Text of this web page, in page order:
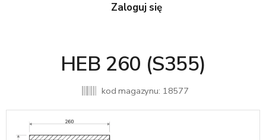
Zaloguj się
HEB 260 (S355)
kod magazynu: 18577